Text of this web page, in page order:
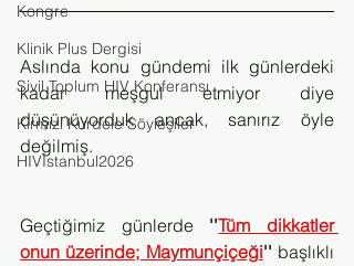
Kongre
Klinik Plus Dergisi
Sivil Toplum HIV Konferansı
Kırmızı Kurdele Söyleşiler
HIVİstanbul2026
Aslında konu gündemi ilk günlerdeki
kadar meşgul etmiyor diye
düşünüyorduk ancak, sanırız öyle
değilmiş.
Geçtiğimiz günlerde ''Tüm dikkatler
onun üzerinde; Maymunçiçeği'' başlıklı